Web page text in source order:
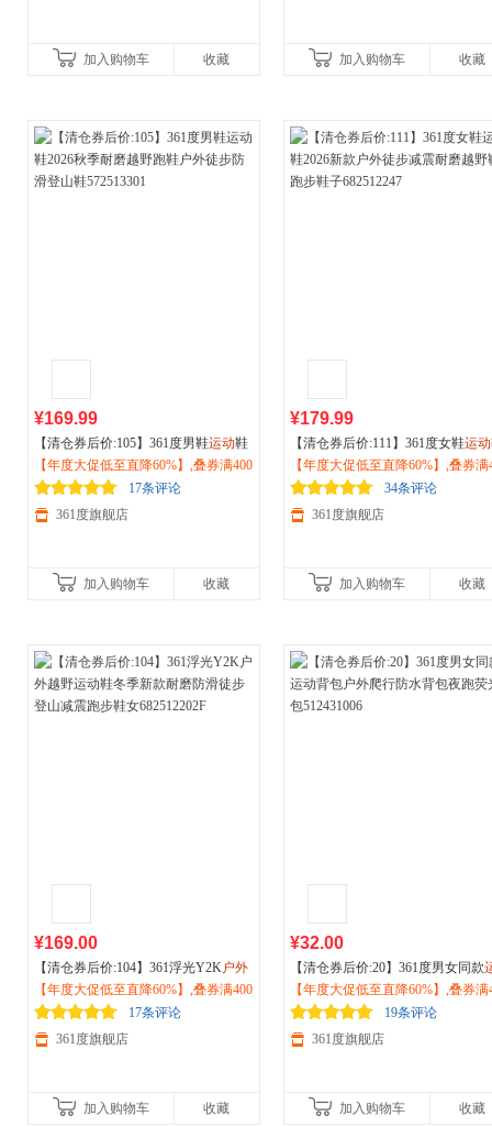
加入购物车 收藏 加入购物车 收藏
¥169.99
【清仓券后价:105】361度男鞋运动鞋
2026秋季耐磨越野跑鞋户外徒步防滑
登山鞋572513301
【年度大促低至直降60%】,叠券满400
减150/600减230,立即抢购！
17条评论
361度旗舰店
加入购物车 收藏
¥179.99
【清仓券后价:111】361度女鞋运动
2026新款户外徒步减震耐磨越野鞋
步鞋子682512247
【年度大促低至直降60%】,叠券满
减150/600减230,立即抢购！
34条评论
361度旗舰店
加入购物车 收藏
¥169.00
【清仓券后价:104】361浮光Y2K户外
越野运动鞋冬季新款耐磨防滑徒步登
山减震跑步鞋女682512202F
【年度大促低至直降60%】,叠券满400
减150/600减230,立即抢购！
17条评论
361度旗舰店
加入购物车 收藏
¥32.00
【清仓券后价:20】361度男女同款
动背包户外爬行防水背包夜跑荧光
12431006
【年度大促低至直降60%】,叠券满
减150/600减230,立即抢购！
19条评论
361度旗舰店
加入购物车 收藏